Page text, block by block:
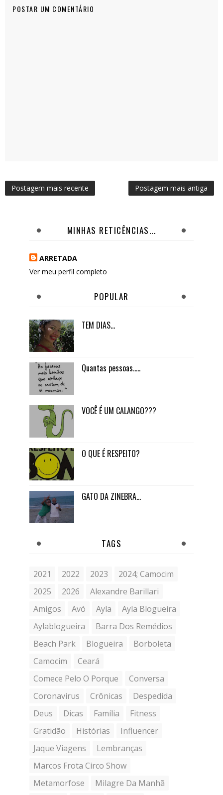
POSTAR UM COMENTÁRIO
Postagem mais recente Postagem mais antiga
MINHAS RETICÊNCIAS...
ARRETADA
Ver meu perfil completo
POPULAR
TEM DIAS...
Quantas pessoas.....
VOCÊ É UM CALANGO???
O QUE É RESPEITO?
GATO DA ZINEBRA...
TAGS
2021 2022 2023
2024; Camocim
2025
2026
Alexandre Barillari
Amigos
Avó Ayla
Ayla Blogueira
Aylablogueira
Barra Dos Remédios
Beach Park
Blogueira
Borboleta
Camocim
Ceará
Comece Pelo O Porque
Conversa
Coronavirus
Crônicas
Despedida
Deus
Dicas Família
Fitness
Gratidão
Histórias
Influencer
Jaque Viagens
Lembranças
Marcos Frota Circo Show
Metamorfose
Milagre Da Manhã